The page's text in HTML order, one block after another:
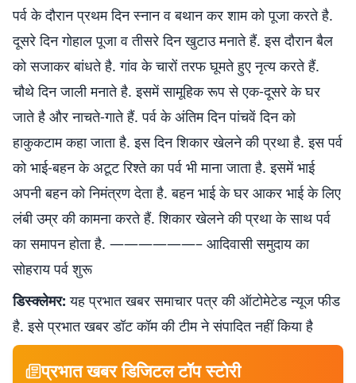
पर्व के दौरान प्रथम दिन स्नान व बथान कर शाम को पूजा करते है.
दूसरे दिन गोहाल पूजा व तीसरे दिन खुटाउ मनाते हैं. इस दौरान बैल
को सजाकर बांधते है. गांव के चारों तरफ घूमते हुए नृत्य करते हैं.
चौथे दिन जाली मनाते है. इसमें सामूहिक रूप से एक-दूसरे के घर
जाते है और नाचते-गाते हैं. पर्व के अंतिम दिन पांचवें दिन को
हाकुकटाम कहा जाता है. इस दिन शिकार खेलने की प्रथा है. इस पर्व
को भाई-बहन के अटूट रिश्ते का पर्व भी माना जाता है. इसमें भाई
अपनी बहन को निमंत्रण देता है. बहन भाई के घर आकर भाई के लिए
लंबी उम्र की कामना करते हैं. शिकार खेलने की प्रथा के साथ पर्व
का समापन होता है. ——————– आदिवासी समुदाय का
सोहराय पर्व शुरू
डिस्क्लेमर: यह प्रभात खबर समाचार पत्र की ऑटोमेटेड न्यूज फीड
है. इसे प्रभात खबर डॉट कॉम की टीम ने संपादित नहीं किया है
प्रभात खबर डिजिटल टॉप स्टोरी